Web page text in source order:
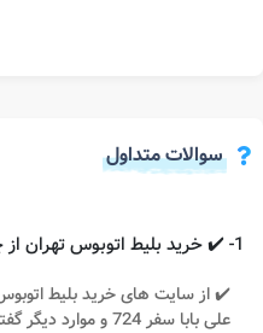
سوالات متداول
1- ✔️ خرید بلیط اتوبوس تهران از چه سایتی امکان پذیر است؟
✔️ از سایت های خرید بلیط
علی بابا سفر 724 و موارد دیگر گفته شده در متن مقاله اشاره کرد.